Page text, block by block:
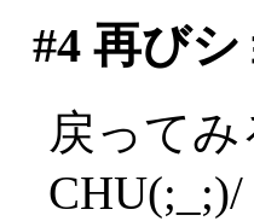
#4再びシ
戻って
CHU(;_;)/